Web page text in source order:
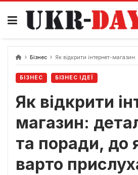
Перейти
вмісту
Бізнес Як відкрити інтернет-магазин: детальний гід
БІЗНЕС БІЗНЕС ІДЕЇ
Як відкрити
магазин:
та поради, до
варто